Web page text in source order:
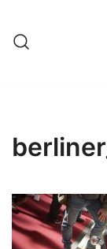
zum
Inhalt